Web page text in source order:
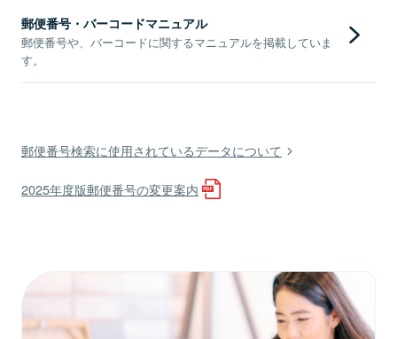
郵便番号・バーコードマニュアル
郵便番号や、バーコードに関するマニュアルを掲載していま
す。
郵便番号検索に使用されているデータについて
2025年度版郵便番号の変更案内